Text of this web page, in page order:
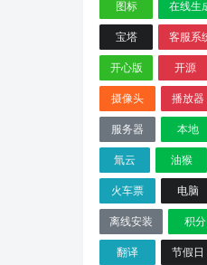
图标
在线生
宝塔
客服系
开心版
开源
摄像头
播放器
服务器
本地
氚云
油猴
火车票
电脑
离线安装
积分
翻译
节假日